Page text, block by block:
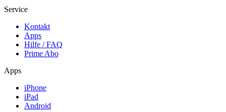
Service
Kontakt
Apps
Hilfe / FAQ
Prime Abo
Apps
iPhone
iPad
Android